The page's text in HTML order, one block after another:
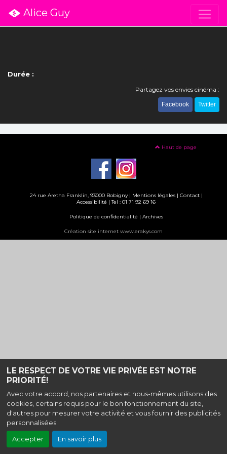
LE RESPECT DE VOTRE VIE PRIVÉE EST NOTRE
PRIORITÉ!
Avec votre accord, nos partenaires et nous-mêmes utilisons des
cookies, certains requis pour le bon fonctionnement du site,
d'autres pour mesurer votre activité et vous fournir des publicités
personnalisées.
Accepter En savoir plus
Alice Guy
Durée :
Partagez vos envies cinéma :
Facebook Twitter
Haut de page
24 rue Aretha Franklin, 93000 Bobigny | Mentions légales| Contact|
Accessibilité | Tel : 01 71 92 69 16
Politique de confidentialité | Archives
Création site internet www.erakys.com